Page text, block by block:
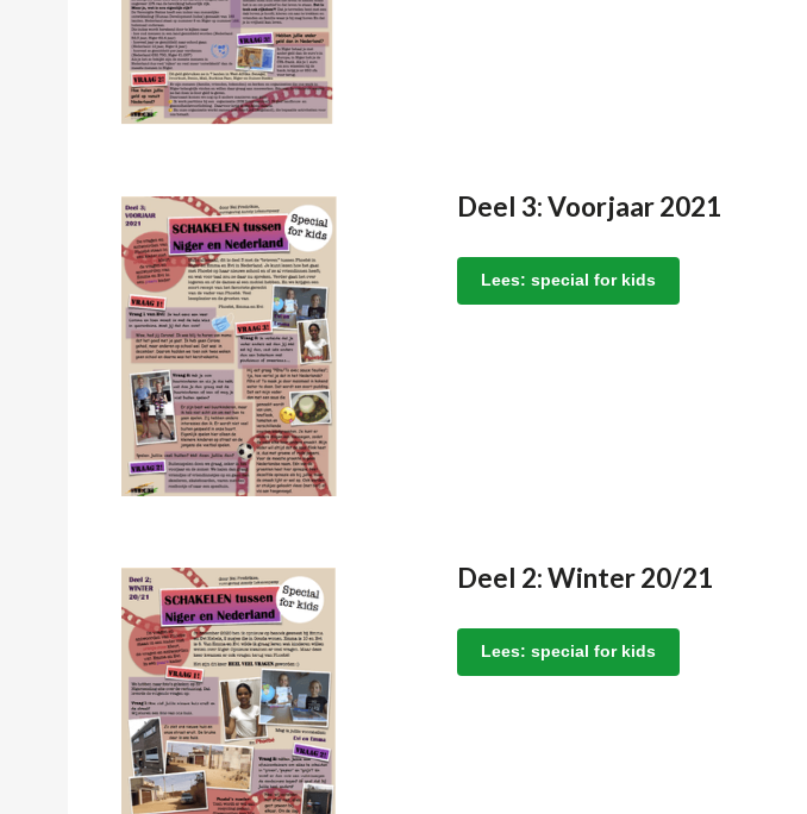
Deel 3: Voorjaar 2021
Lees: special for kids
Deel 2: Winter 20/21
Lees: special for kids